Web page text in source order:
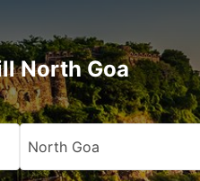
North Goa
North Goa